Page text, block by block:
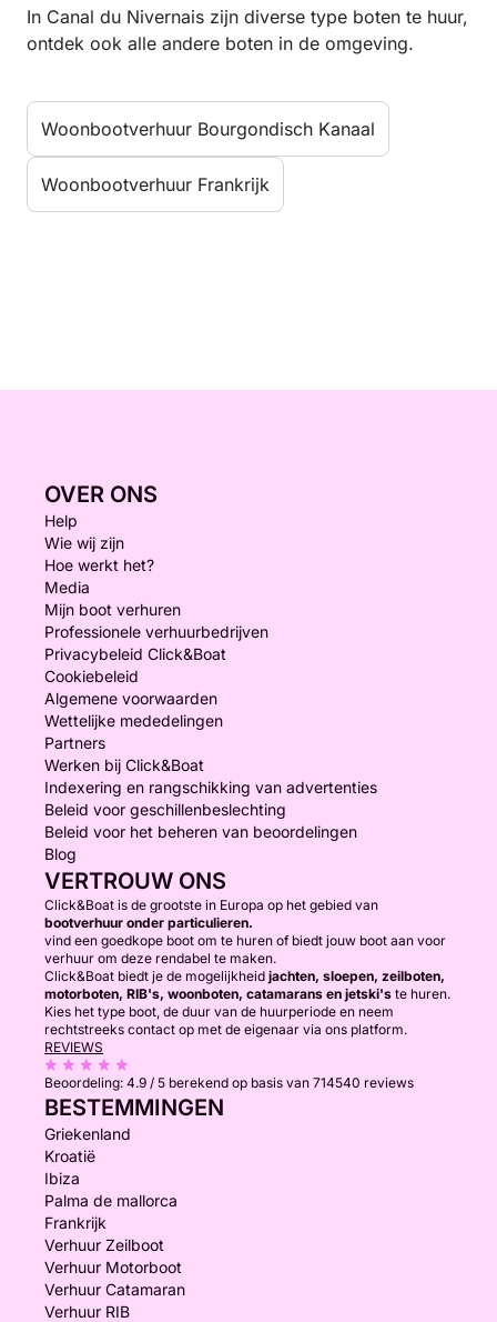
In Canal du Nivernais zijn diverse type boten te huur,
ontdek ook alle andere boten in de omgeving.
Woonbootverhuur Bourgondisch Kanaal
Woonbootverhuur Frankrijk
OVER ONS
Help
Wie wij zijn
Hoe werkt het?
Media
Mijn boot verhuren
Professionele verhuurbedrijven
Privacybeleid Click&Boat
Cookiebeleid
Algemene voorwaarden
Wettelijke mededelingen
Partners
Werken bij Click&Boat
Indexering en rangschikking van advertenties
Beleid voor geschillenbeslechting
Beleid voor het beheren van beoordelingen
Blog
VERTROUW ONS
Click&Boat is de grootste in Europa op het gebied van
bootverhuur onder particulieren.
vind een goedkope boot om te huren of biedt jouw boot aan voor
verhuur om deze rendabel te maken.
Click&Boat biedt je de mogelijkheid jachten, sloepen, zeilboten,
motorboten, RIB's, woonboten, catamarans en jetski's te huren.
Kies het type boot, de duur van de huurperiode en neem
rechtstreeks contact op met de eigenaar via ons platform.
REVIEWS
Beoordeling: 4.9 / 5 berekend op basis van 714540 reviews
BESTEMMINGEN
Griekenland
Kroatië
Ibiza
Palma de mallorca
Frankrijk
Verhuur Zeilboot
Verhuur Motorboot
Verhuur Catamaran
Verhuur RIB